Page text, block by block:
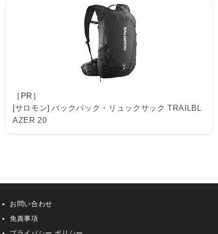
［PR］
[サロモン] バックパック・リュックサック TRAILBL
AZER 20
お問い合わせ
免責事項